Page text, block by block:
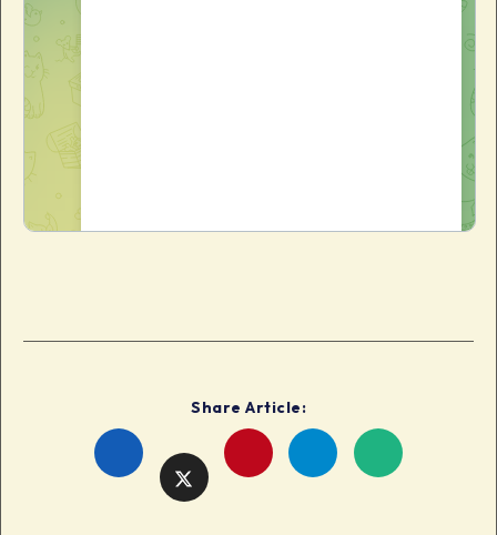
Share Article:
Share
Share
Share
Share